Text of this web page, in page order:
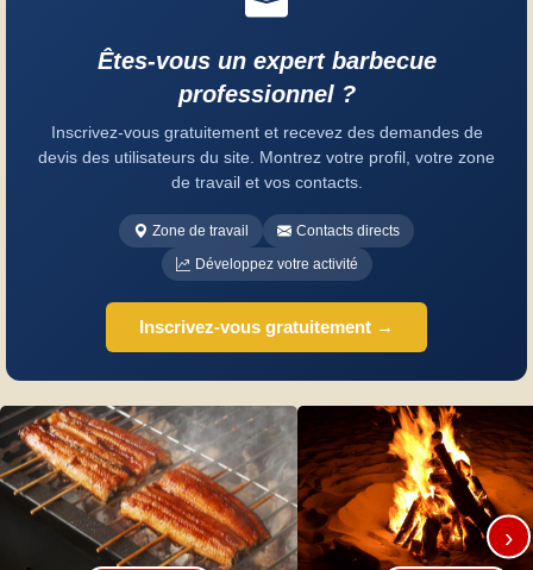
Êtes-vous un expert barbecue
professionnel ?
Inscrivez-vous gratuitement et recevez des demandes de
devis des utilisateurs du site. Montrez votre profil, votre zone
de travail et vos contacts.
Zone de travail
Contacts directs
Développez votre activité
Inscrivez-vous gratuitement →
›